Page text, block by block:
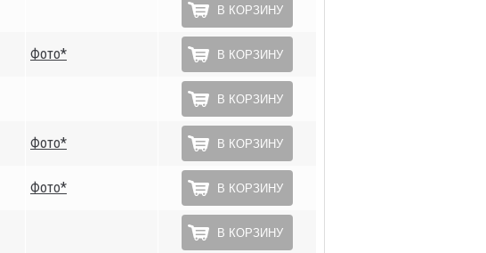
В КОРЗИНУ
Фото* В КОРЗИНУ
В КОРЗИНУ
Фото* В КОРЗИНУ
Фото* В КОРЗИНУ
В КОРЗИНУ